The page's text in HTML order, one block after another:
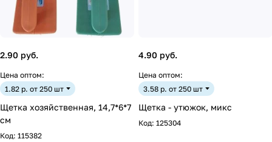
2.90 руб.
Цена оптом:
1.82 р. от 250 шт
Щетка хозяйственная, 14,7*6*7
см
Код: 115382
4.90 руб.
Цена оптом:
3.58 р. от 250 шт
Щетка - утюжок, микс
Код: 125304